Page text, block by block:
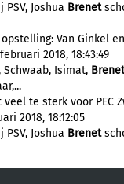
Joshua Brenet
Van Ginkel
2018, 18:43:49
Schwaab, Isimat, Brenet
veel te sterk voor PEC
2018, 18:12:05
Joshua Brenet